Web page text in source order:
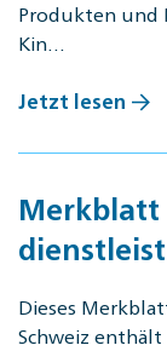
Produkten und
Kin…
Jetzt lesen
Merkblatt
Dieses
Schweiz